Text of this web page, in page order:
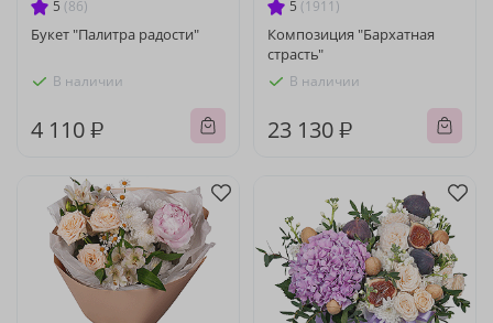
5 (86)
Букет "Палитра радости"
В наличии
4 110 ₽
5 (1911)
Композиция "Бархатная
страсть"
В наличии
23 130 ₽